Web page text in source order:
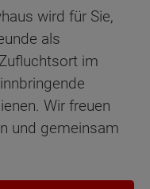
wird für Sie,
als
im
Wir freuen
und gemeinsam